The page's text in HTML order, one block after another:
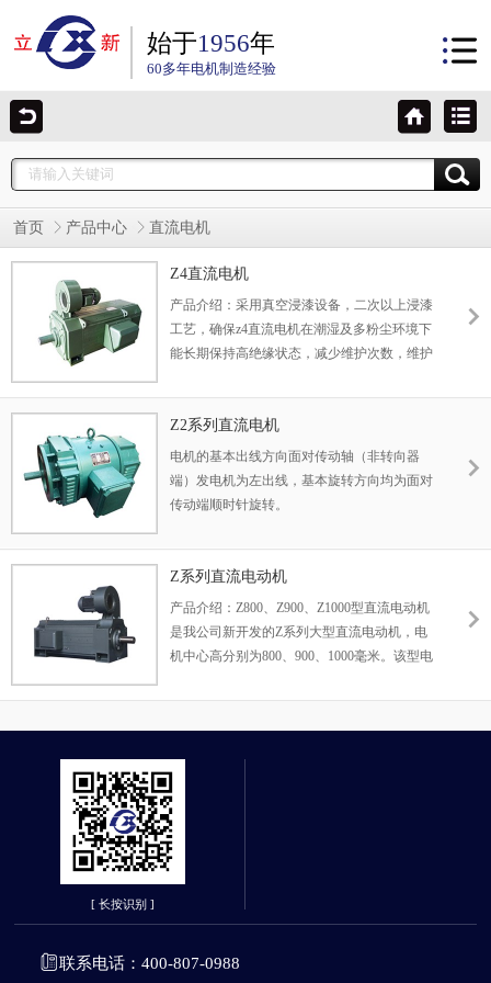
始于1956年
60多年电机制造经验
首页 产品中心 直流电机
Z4直流电机
产品介绍：采用真空浸漆设备，二次以上浸漆
工艺，确保z4直流电机在潮湿及多粉尘环境下
能长期保持高绝缘状态，减少维护次数，维护
Z2系列直流电机
电机的基本出线方向面对传动轴（非转向器
端）发电机为左出线，基本旋转方向均为面对
传动端顺时针旋转。
1、海拔不超过1000米；
2、周围空气温度不大于40度；
Z系列直流电动机
产品介绍：Z800、Z900、Z1000型直流电动机
是我公司新开发的Z系列大型直流电动机，电
机中心高分别为800、900、1000毫米。该型电
进技术，而开发的更新换代产品。
[ 长按识别 ]
联系电话：400-807-0988